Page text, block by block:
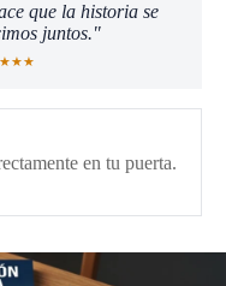
que la historia se
juntos."
en tu puerta.